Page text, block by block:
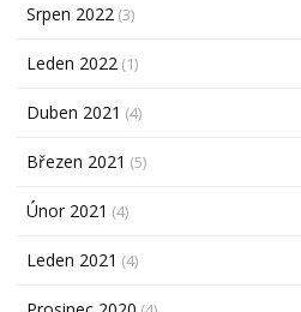
Srpen 2022 (3)
Leden 2022 (1)
Duben 2021 (4)
Březen 2021 (5)
Únor 2021 (4)
Leden 2021 (4)